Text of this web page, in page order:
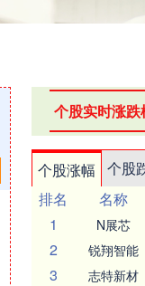
个股实时涨跌
个股涨幅 个股
排名
名称
1
N展芯
2 锐翔智能
3 志特新材